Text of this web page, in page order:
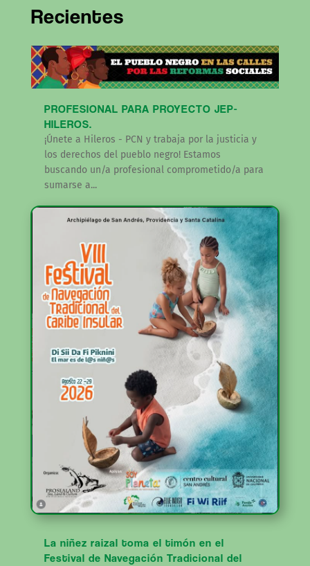
Recientes
PROFESIONAL PARA PROYECTO JEP-
HILEROS.
¡Únete a Hileros - PCN y trabaja por la justicia y
los derechos del pueblo negro! Estamos
buscando un/a profesional comprometido/a para
sumarse a...
La niñez raizal toma el timón en el
Festival de Navegación Tradicional del